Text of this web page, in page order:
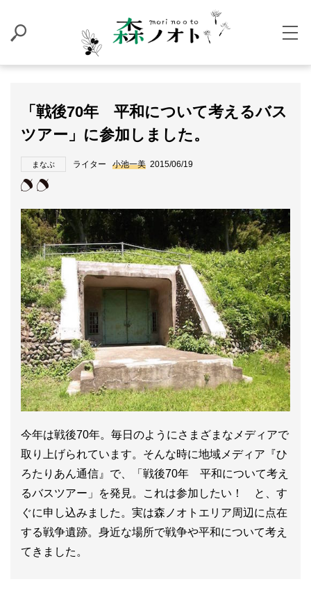
「戦後70年 平和について考えるバス
ツアー」に参加しました。
まなぶ ライター 小池一美 2015/06/19
今年は戦後70年。毎日のようにさまざまなメディアで
取り上げられています。そんな時に地域メディア『ひ
ろたりあん通信』で、「戦後70年 平和について考え
るバスツアー」を発見。これは参加したい！ と、す
ぐに申し込みました。実は森ノオトエリア周辺に点在
する戦争遺跡。身近な場所で戦争や平和について考え
てきました。